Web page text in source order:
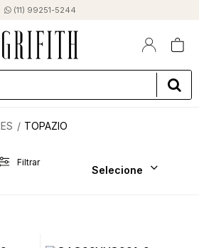
(11) 99251-5244
TOPAZIO
Filtrar
Selecione